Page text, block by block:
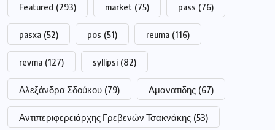
Featured (293) market (75) pass (76)
pasxa (52) pos (51) reuma (116)
revma (127) syllipsi (82)
Αλεξάνδρα Σδούκου (79) Αμανατιδης (67)
Αντιπεριφερειάρχης Γρεβενών Τσακνάκης (53)